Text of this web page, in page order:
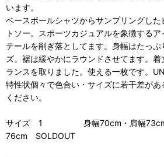
います。
ベースボールシャツからサンプリングした
トソー。スポーツカジュアルを象徴する
テールを削ぎ落としてます。身幅はたっ
ズ。裾は緩やかにラウンドさせてます。
ランスを取りました。使える一枚です。
特性状個々で色合い・サイズに若干差が
ください。
サイズ 1 身幅70cm・肩幅73cm
76cm SOLDOUT